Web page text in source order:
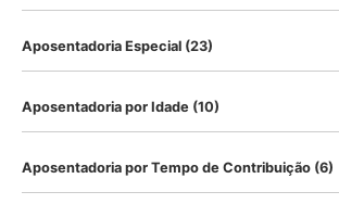
Aposentadoria Especial (23)
Aposentadoria por Idade (10)
Aposentadoria por Tempo de Contribuição (6)